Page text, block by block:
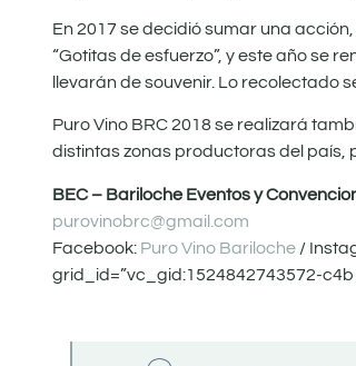
En 2017 se decidió sumar una
“Gotitas de esfuerzo”, y este año se
llevarán de souvenir. Lo recolectado
Puro Vino BRC 2018 se realizará
distintas zonas productoras del país,
BEC – Bariloche Eventos y
purovinobrc@gmail.com
Facebook: Puro Vino Bariloche /
grid_id=”vc_gid:1524842743572-